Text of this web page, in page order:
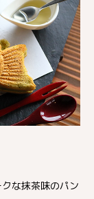
な抹茶味のパン